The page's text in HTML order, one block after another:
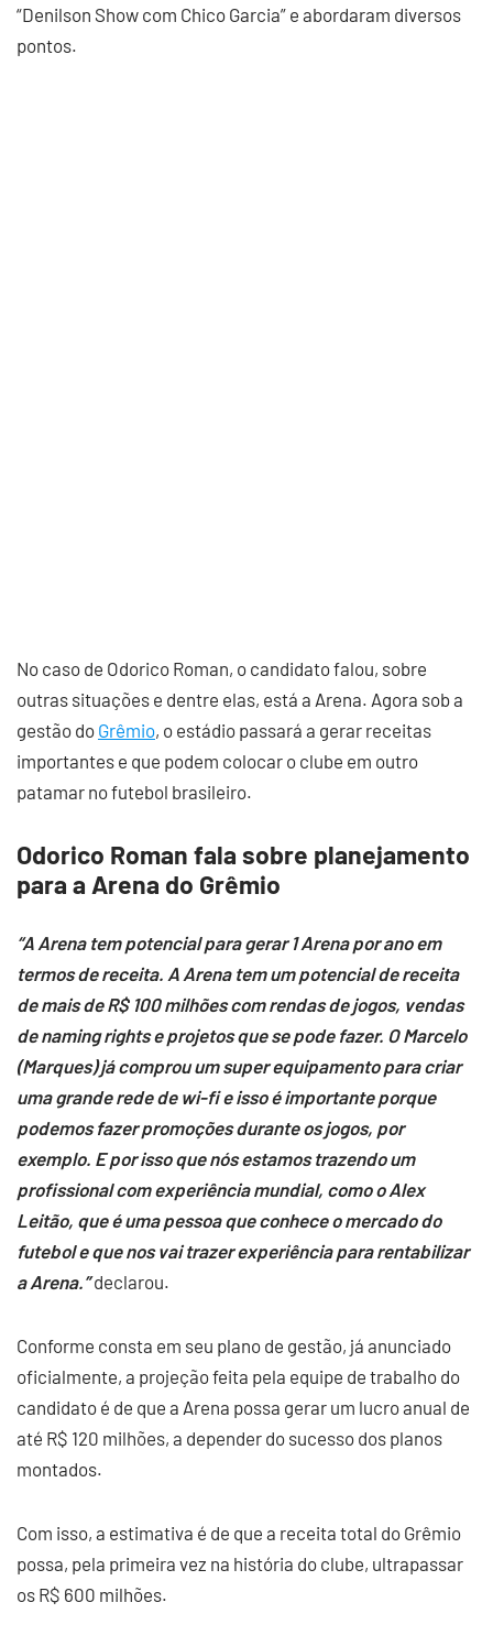
“Denilson Show com Chico Garcia” e abordaram diversos
pontos.
No caso de Odorico Roman, o candidato falou, sobre
outras situações e dentre elas, está a Arena. Agora sob a
gestão do Grêmio, o estádio passará a gerar receitas
importantes e que podem colocar o clube em outro
patamar no futebol brasileiro.
Odorico Roman fala sobre planejamento
para a Arena do Grêmio
“A Arena tem potencial para gerar 1 Arena por ano em
termos de receita. A Arena tem um potencial de receita
de mais de R$ 100 milhões com rendas de jogos, vendas
de naming rights e projetos que se pode fazer. O Marcelo
(Marques) já comprou um super equipamento para criar
uma grande rede de wi-fi e isso é importante porque
podemos fazer promoções durante os jogos, por
exemplo. E por isso que nós estamos trazendo um
profissional com experiência mundial, como o Alex
Leitão, que é uma pessoa que conhece o mercado do
futebol e que nos vai trazer experiência para rentabilizar
a Arena.”declarou.
Conforme consta em seu plano de gestão, já anunciado
oficialmente, a projeção feita pela equipe de trabalho do
candidato é de que a Arena possa gerar um lucro anual de
até R$ 120 milhões, a depender do sucesso dos planos
montados.
Com isso, a estimativa é de que a receita total do Grêmio
possa, pela primeira vez na história do clube, ultrapassar
os R$ 600 milhões.